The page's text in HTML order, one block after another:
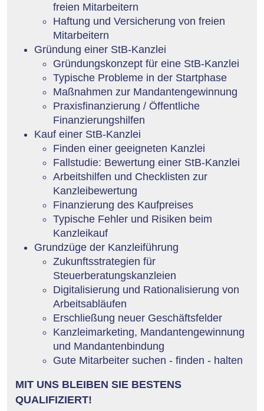
freien Mitarbeitern
Haftung und Versicherung von freien
Mitarbeitern
Gründung einer StB-Kanzlei
Gründungskonzept für eine StB-Kanzlei
Typische Probleme in der Startphase
Maßnahmen zur Mandantengewinnung
Praxisfinanzierung / Öffentliche
Finanzierungshilfen
Kauf einer StB-Kanzlei
Finden einer geeigneten Kanzlei
Fallstudie: Bewertung einer StB-Kanzlei
Arbeitshilfen und Checklisten zur
Kanzleibewertung
Finanzierung des Kaufpreises
Typische Fehler und Risiken beim
Kanzleikauf
Grundzüge der Kanzleiführung
Zukunftsstrategien für
Steuerberatungskanzleien
Digitalisierung und Rationalisierung von
Arbeitsabläufen
Erschließung neuer Geschäftsfelder
Kanzleimarketing, Mandantengewinnung
und Mandantenbindung
Gute Mitarbeiter suchen - finden - halten
MIT UNS BLEIBEN SIE BESTENS
QUALIFIZIERT!